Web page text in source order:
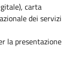
carta
dei servizi
la presentazione